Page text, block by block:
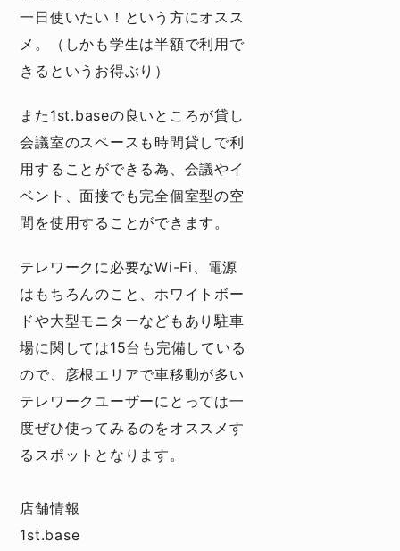
一日使いたい！という方にオスス
メ。（しかも学生は半額で利用で
きるというお得ぶり）
また1st.baseの良いところが貸し
会議室のスペースも時間貸しで利
用することができる為、会議やイ
ベント、面接でも完全個室型の空
間を使用することができます。
テレワークに必要なWi-Fi、電源
はもちろんのこと、ホワイトボー
ドや大型モニターなどもあり駐車
場に関しては15台も完備している
ので、彦根エリアで車移動が多い
テレワークユーザーにとっては一
度ぜひ使ってみるのをオススメす
るスポットとなります。
店舗情報
1st.base